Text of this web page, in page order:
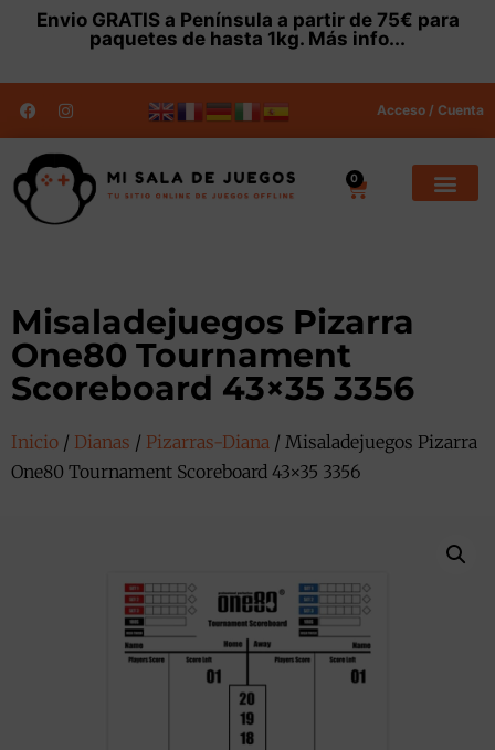
Envio GRATISa Península a partir de 75€ para
paquetes de hasta 1kg. Más info...
Acceso / Cuenta
0
Misaladejuegos Pizarra
One80 Tournament
Scoreboard 43×35 3356
Inicio / Dianas / Pizarras-Diana / Misaladejuegos Pizarra
One80 Tournament Scoreboard 43×35 3356